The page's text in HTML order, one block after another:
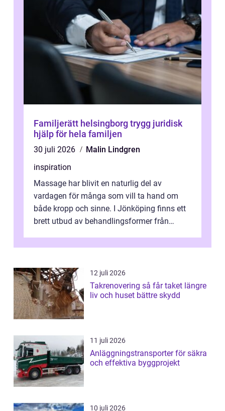
Familjerätt helsingborg trygg juridisk
hjälp för hela familjen
30 juli 2026
Malin Lindgren
inspiration
Massage har blivit en naturlig del av
vardagen för många som vill ta hand om
både kropp och sinne. I Jönköping finns ett
brett utbud av behandlingsformer från
12 juli 2026
Takrenovering så får taket längre
liv och huset bättre skydd
11 juli 2026
Anläggningstransporter för säkra
och effektiva byggprojekt
10 juli 2026